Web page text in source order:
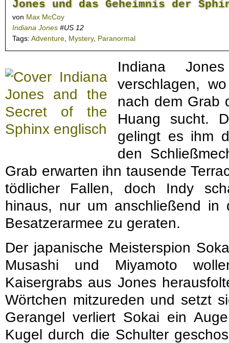
Jones und das Geheimnis der
von Max McCoy
Indiana Jones #US 12
Tags: Adventure Mystery, Paranormal
Indiana
verschlagen,
nach dem Grab
Huang sucht.
gelingt es ihm
den
Grab erwarten ihn tausende
tödlicher Fallen, doch Indy
hinaus, nur um anschließend in
Besatzerarmee zu geraten.
Der japanische Meisterspion
Musashi und Miyamoto
Kaisergrabs aus Jones
Wörtchen mitzureden und setzt
Gerangel verliert Sokai ein
Kugel durch die Schulter